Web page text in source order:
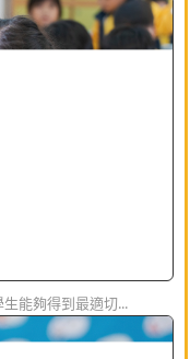
能夠得到最適切...